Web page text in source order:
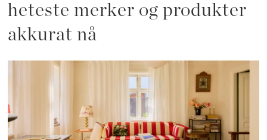
heteste merker og produkter
akkurat nå